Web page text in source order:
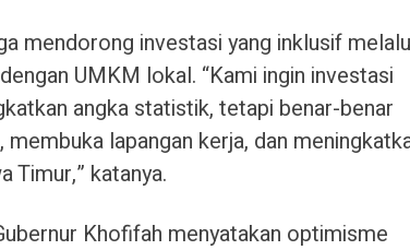
mendorong investasi yang inklusif
UMKM lokal. “Kami ingin investasi
angka statistik, tetapi benar-benar
lapangan kerja, dan
Timur,” katanya.
Khofifah menyatakan optimisme